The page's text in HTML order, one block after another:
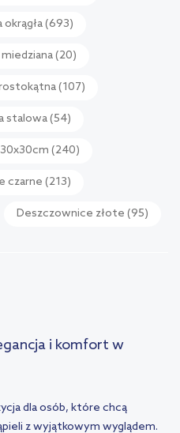
(693)
(20)
(107)
stalowa(54)
(240)
czarne (213)
Deszczownice złote (95)
i komfort w
dla osób, które chcą
z wyjątkowym wyglądem.